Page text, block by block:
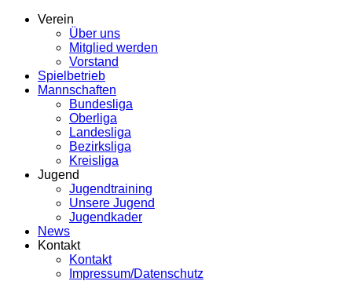
Verein
Über uns
Mitglied werden
Vorstand
Spielbetrieb
Mannschaften
Bundesliga
Oberliga
Landesliga
Bezirksliga
Kreisliga
Jugend
Jugendtraining
Unsere Jugend
Jugendkader
News
Kontakt
Kontakt
Impressum/Datenschutz